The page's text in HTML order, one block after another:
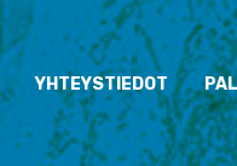
YHTEYSTIEDOT